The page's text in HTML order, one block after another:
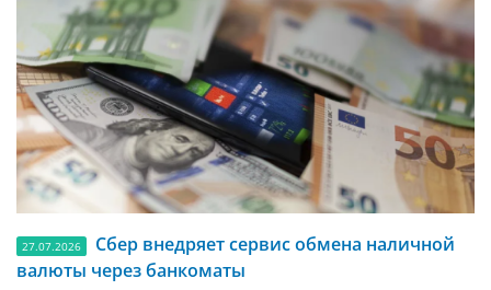
27.07.2026
Сбер внедряет сервис обмена наличной
валюты через банкоматы